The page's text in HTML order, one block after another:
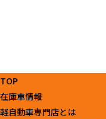
TOP
在庫車情報
軽自動車専門店とは